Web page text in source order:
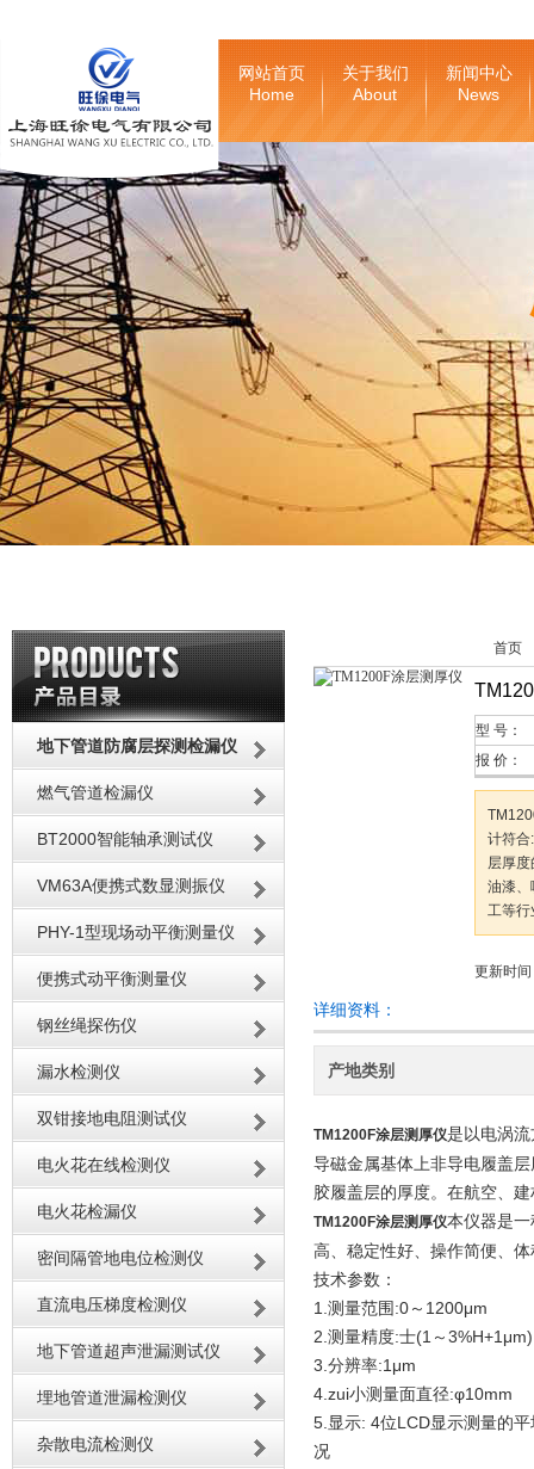
网站首页
Home
关于我们
About
新闻中心
News
地下管道防腐层探测检漏仪
燃气管道检漏仪
BT2000智能轴承测试仪
VM63A便携式数显测振仪
PHY-1型现场动平衡测量仪
便携式动平衡测量仪
钢丝绳探伤仪
漏水检测仪
双钳接地电阻测试仪
电火花在线检测仪
电火花检漏仪
密间隔管地电位检测仪
直流电压梯度检测仪
地下管道超声泄漏测试仪
埋地管道泄漏检测仪
杂散电流检测仪
首页
型 号：
报 价：
计符合
层厚
油漆、
工等行
更新时
详细资料：
产地类别
TM1200F涂层测厚仪是以电涡
导磁金属基体上非导电履盖
胶履盖层的厚度。在航空、
TM1200F涂层测厚仪本仪器是
高、稳定性好、操作简便、
技术参数：
1.测量范围:0～1200μm
2.测量精度:士(1～
3.分辨率:1μm
4.zui小测量面直径:φ10mm
5.显示: 4位LCD显示测量的
况